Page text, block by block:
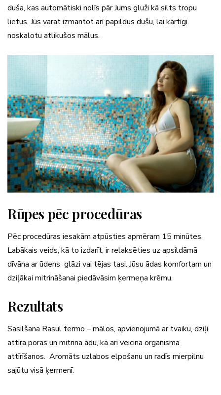
duša, kas automātiski nolīs pār Jums gluži kā silts tropu
lietus. Jūs varat izmantot arī papildus dušu, lai kārtīgi
noskalotu atlikušos mālus.
Rūpes pēc procedūras
Pēc procedūras iesakām atpūsties apmēram 15 minūtes.
Labākais veids, kā to izdarīt, ir relaksēties uz apsildāmā
dīvāna ar ūdens glāzi vai tējas tasi. Jūsu ādas komfortam un
dziļākai mitrināšanai piedāvāsim ķermeņa krēmu.
Rezultāts
Sasilšana Rasul termo – mālos, apvienojumā ar tvaiku, dziļi
attīra poras un mitrina ādu, kā arī veicina organisma
attīrīšanos. Aromāts uzlabos elpošanu un radīs mierpilnu
sajūtu visā ķermenī.